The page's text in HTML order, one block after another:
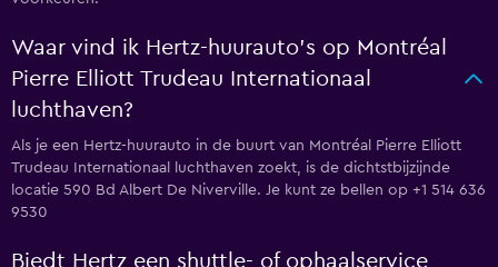
Waar vind ik Hertz-huurauto's op Montréal
Pierre Elliott Trudeau Internationaal
luchthaven?
Als je een Hertz-huurauto in de buurt van Montréal Pierre Elliott
Trudeau Internationaal luchthaven zoekt, is de dichtstbijzijnde
locatie 590 Bd Albert De Niverville. Je kunt ze bellen op +1 514 636
9530
Biedt Hertz een shuttle- of ophaalservice